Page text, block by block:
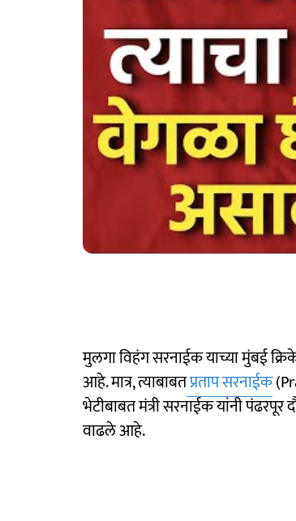
मुलगा विहंग सरनाईक याच्या मुंबई
आहे. मात्र, त्याबाबतप्रताप सरनाईक
भेटीबाबत मंत्री सरनाईक यांनी
वाढले आहे.